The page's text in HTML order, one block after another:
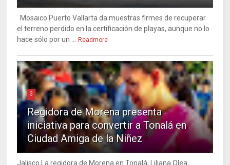
Mosaico Puerto Vallarta da muestras firmes de recuperar
el terreno perdido en la certificación de playas, aunque no lo
hace sólo por un ...
Readmore
3
Regidora de Morena presenta
iniciativa para convertir a Tonalá en
Ciudad Amiga de la Niñez
Jalisco La regidora de Morena en Tonalá, Liliana Olea,